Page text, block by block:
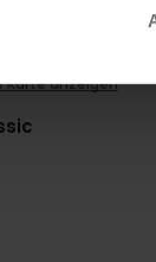
auf den
Karte anzeigen